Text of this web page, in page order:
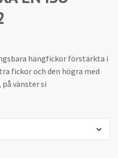
hängfickor förstärkta i
fickor och den högra med
vänster si